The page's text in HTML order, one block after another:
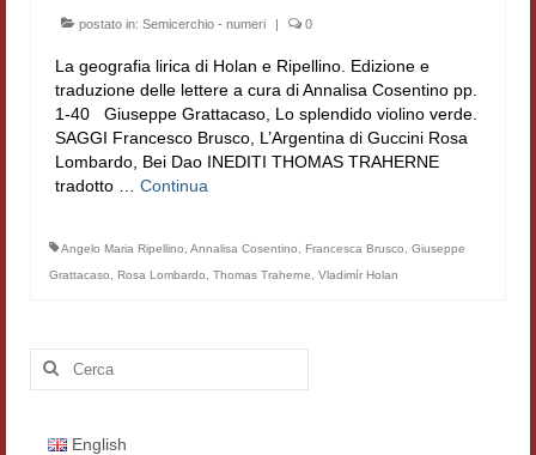
Epistolografia
Comparatistica
Semicerchio
Filologia digitale
ALIM
postato in: Semicerchio - numeri | 0
La geografia lirica di Holan e Ripellino. Edizione e
traduzione delle lettere a cura di Annalisa Cosentino pp.
1-40 Giuseppe Grattacaso, Lo splendido violino verde.
SAGGI Francesco Brusco, L’Argentina di Guccini Rosa
Lombardo, Bei Dao INEDITI THOMAS TRAHERNE
tradotto … Continua
Angelo Maria Ripellino Annalisa Cosentino Francesca Brusco
Giuseppe
Grattacaso
Rosa Lombardo Thomas Traherne Vladimír Holan
Cerca:
English